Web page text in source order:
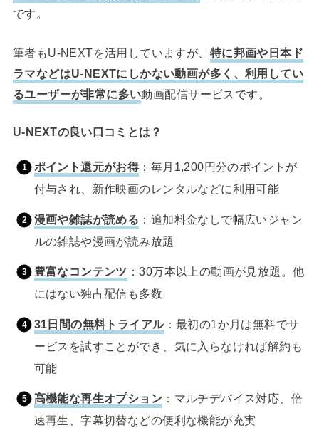
です。
筆者もU-NEXTを活用していますが、 特に邦画や日本ド
ラマなどはU-NEXTにしかない動画が多く、利用してい
るユーザーが非常に多い動画配信サービスです。
U-NEXTの良い口コミとは？
ポイント還元がお得：毎月1,200円分のポイントが
付与され、新作映画のレンタルなどに利用可能
漫画や雑誌が読める ：追加料金なしで幅広いジャン
ルの雑誌や漫画が読み放題
豊富なコンテンツ ：30万本以上の動画が見放題。他
にはない独占配信も多数
31日間の無料トライアル：最初の1か月は無料でサ
ービスを試すことができ、気に入らなければ解約も
可能
高機能な再生オプション ：マルチデバイス対応、倍
速再生、字幕切替などの便利な機能が充実